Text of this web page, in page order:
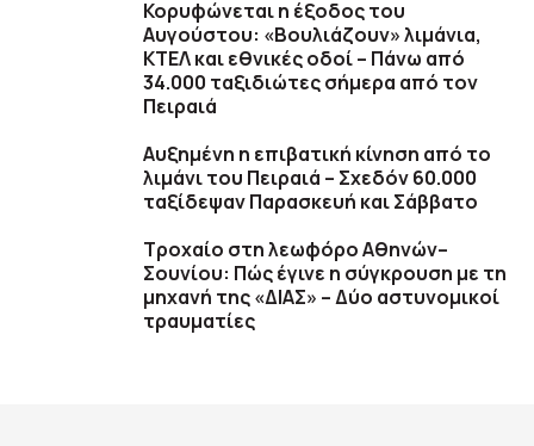
Κορυφώνεται η έξοδος του
Αυγούστου: «Βουλιάζουν» λιμάνια,
ΚΤΕΛ και εθνικές οδοί – Πάνω από
34.000 ταξιδιώτες σήμερα από τον
Πειραιά
Αυξημένη η επιβατική κίνηση από το
λιμάνι του Πειραιά – Σχεδόν 60.000
ταξίδεψαν Παρασκευή και Σάββατο
Τροχαίο στη λεωφόρο Αθηνών–
Σουνίου: Πώς έγινε η σύγκρουση με τη
μηχανή της «ΔΙΑΣ» – Δύο αστυνομικοί
τραυματίες